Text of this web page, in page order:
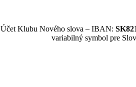
Účet Klubu Nového slova – IBAN:
variabilný symbol pre